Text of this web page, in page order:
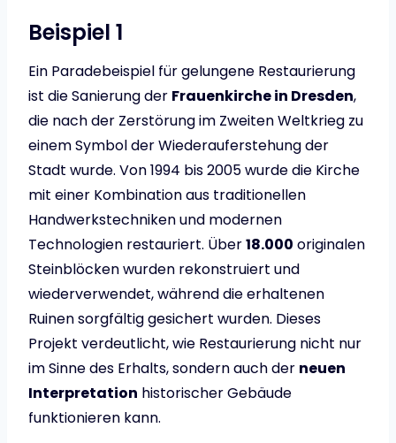
Beispiel 1
Ein Paradebeispiel für gelungene Restaurierung
ist die Sanierung der Frauenkirche in Dresden,
die nach der Zerstörung im Zweiten Weltkrieg zu
einem Symbol der Wiederauferstehung der
Stadt wurde. Von 1994 bis 2005 wurde die Kirche
mit einer Kombination aus traditionellen
Handwerkstechniken und modernen
Technologien restauriert. Über18.000 originalen
Steinblöcken wurden rekonstruiert und
wiederverwendet, während die erhaltenen
Ruinen sorgfältig gesichert wurden. Dieses
Projekt verdeutlicht, wie Restaurierung nicht nur
im Sinne des Erhalts, sondern auch der neuen
Interpretation historischer Gebäude
funktionieren kann.